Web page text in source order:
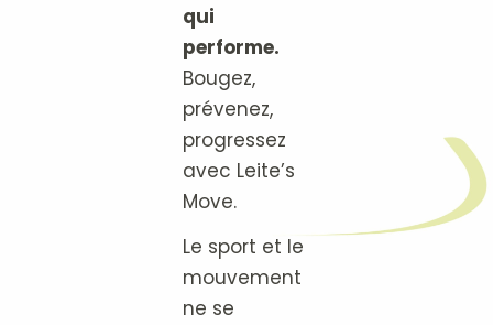
qui
performe.
Bougez,
prévenez,
progressez
avec Leite’s
Move.
Le sport et le
mouvement
ne se